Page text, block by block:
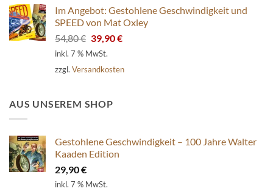
Im Angebot: Gestohlene Geschwindigkeit und
SPEED von Mat Oxley
54,80€ Ursprünglicher
Preis
54,80 €
39,90€Aktueller
39,90 €.
inkl. 7 % MwSt.
zzgl. Versandkosten
AUS UNSEREM SHOP
Gestohlene Geschwindigkeit – 100 Jahre Walter
Kaaden Edition
29,90€
inkl. 7 % MwSt.